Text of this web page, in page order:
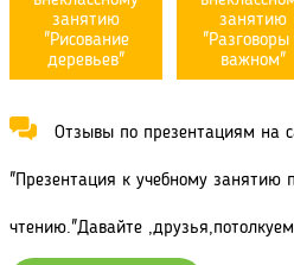
занятию
"Рисование
деревьев"
занятию
"Разговоры
важном"
Отзывы по презентациям на
"Презентация к учебному занятию
чтению."Давайте